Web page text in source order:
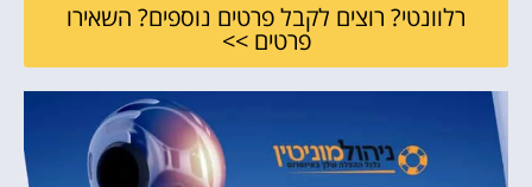
רלוונטי? רוצים לקבל פרטים נוספים? השאירו
פרטים >>